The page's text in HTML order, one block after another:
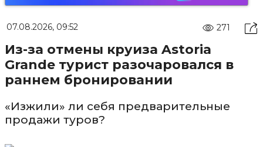
07.08.2026, 09:52 271
Из-за отмены круиза Astoria
Grande турист разочаровался в
раннем бронировании
«Изжили» ли себя предварительные
продажи туров?